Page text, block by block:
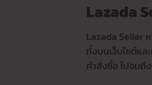
Lazada
Lazada Seller
ทั้งบนเว็บไซต์แ
คำสั่งซื้อ ไปจนถึ